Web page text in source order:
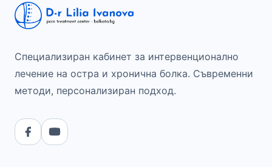
Специализиран кабинет за интервенционално
лечение на остра и хронична болка. Съвременни
методи, персонализиран подход.